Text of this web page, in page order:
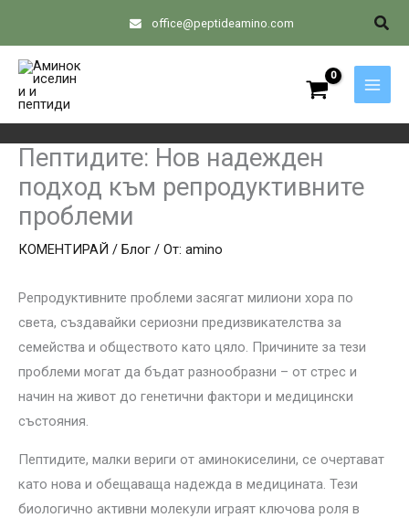
content
office@peptideamino.com
Пептидите: Нов надежден
подход към репродуктивните
проблеми
КОМЕНТИРАЙ / Блог / От: amino
Репродуктивните проблеми засягат милиони хора по
света, създавайки сериозни предизвикателства за
семейства и обществото като цяло. Причините за тези
проблеми могат да бъдат разнообразни – от стрес и
начин на живот до генетични фактори и медицински
състояния.
Пептидите, малки вериги от аминокиселини, се очертават
като нова и обещаваща надежда в медицината. Тези
биологично активни молекули играят ключова роля в